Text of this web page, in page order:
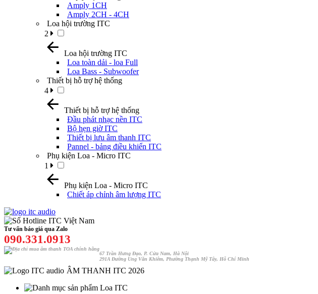
Amply 1CH
Amply 2CH - 4CH
Loa hội trường ITC
2
Loa hội trường ITC
Loa toàn dải - loa Full
Loa Bass - Subwoofer
Thiết bị hỗ trợ hệ thống
4
Thiết bị hỗ trợ hệ thống
Đầu phát nhạc nền ITC
Bộ hẹn giờ ITC
Thiết bị lưu âm thanh ITC
Pannel - bảng điều khiển ITC
Phụ kiện Loa - Micro ITC
1
Phụ kiện Loa - Micro ITC
Chiết áp chỉnh âm lượng ITC
Tư vấn báo giá qua Zalo
090.331.0913
67 Trần Hưng Đạo, P. Cửa Nam, Hà Nội
291A Đường Ung Văn Khiêm, Phường Thạnh Mỹ Tây, Hỗ Chí Minh
ÂM THANH ITC 2026